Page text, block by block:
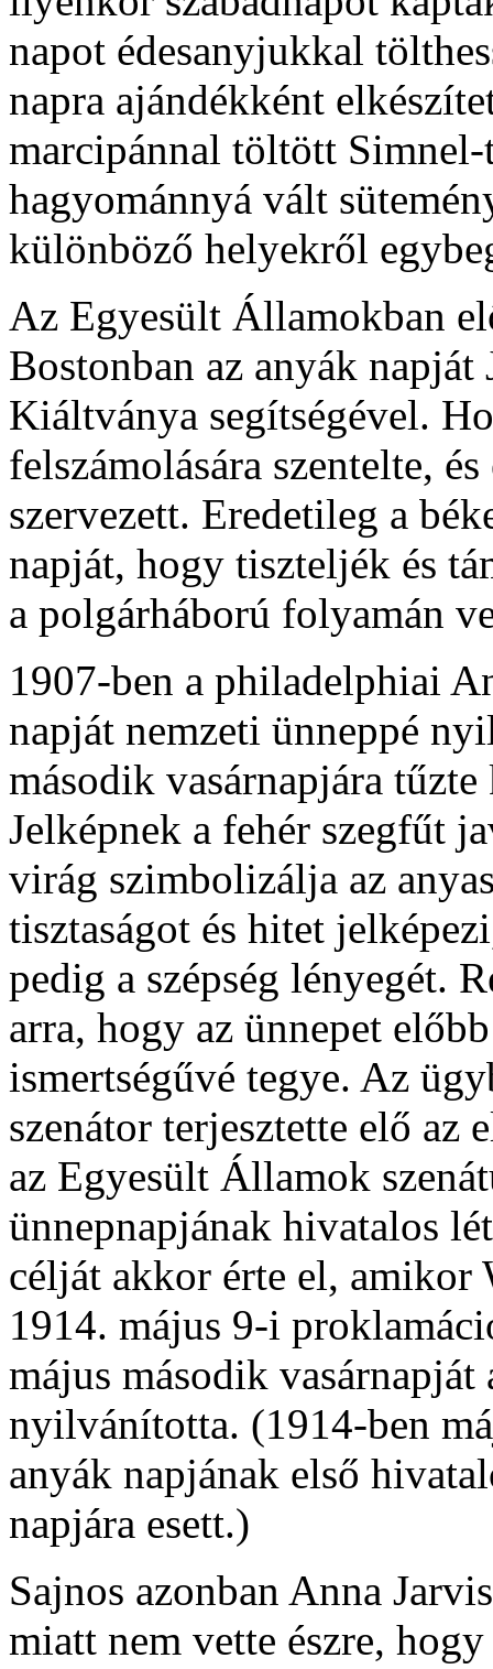
napot édesanyjukkal
napra ajándékként
marcipánnal töltött
hagyománnyá vált
különböző helyekről
Az Egyesült Államokban
Bostonban az anyák
Kiáltványa segítségével.
felszámolására szentelte,
szervezett. Eredetileg a
napját, hogy tiszteljék és
a polgárháború folyamán
1907-ben a philadelphiai
napját nemzeti ünneppé
második vasárnapjára
Jelképnek a fehér szegfűt
virág szimbolizálja az
tisztaságot és hitet
pedig a szépség lényegét.
arra, hogy az ünnepet
ismertségűvé tegye. Az
szenátor terjesztette elő az
az Egyesült Államok
ünnepnapjának hivatalos
célját akkor érte el,
1914. május 9-i
május második
nyilvánította. (1914-ben
anyák napjának első
napjára esett.)
Sajnos azonban Anna
miatt nem vette észre,